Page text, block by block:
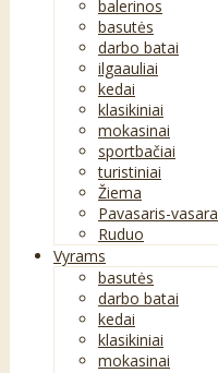
balerinos
basutės
darbo batai
ilgaauliai
kedai
klasikiniai
mokasinai
sportbačiai
turistiniai
Žiema
Pavasaris-vasara
Ruduo
Vyrams
basutės
darbo batai
kedai
klasikiniai
mokasinai